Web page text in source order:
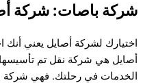
شركة باصات: شركة
اختيارك لشركة أصايل يعني
الخدمات في رحلتك. فهي شركة